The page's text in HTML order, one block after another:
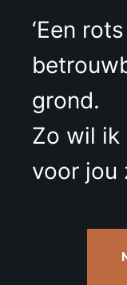
‘Een
grond.
Zo wil ik
voor jou